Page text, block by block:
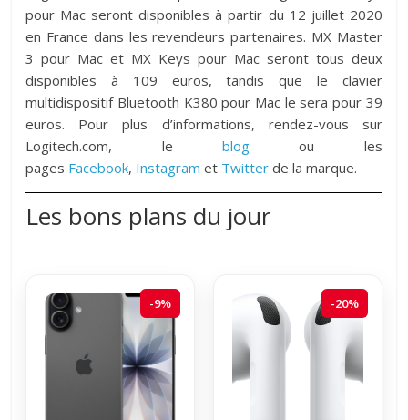
pour Mac seront disponibles à partir du 12 juillet 2020
en France dans les revendeurs partenaires. MX Master
3 pour Mac et MX Keys pour Mac seront tous deux
disponibles à 109 euros, tandis que le clavier
multidispositif Bluetooth K380 pour Mac le sera pour 39
euros. Pour plus d’informations, rendez-vous sur
Logitech.com, le blog ou les
pages Facebook, Instagram et Twitter de la marque.
Les bons plans du jour
-9% -20%